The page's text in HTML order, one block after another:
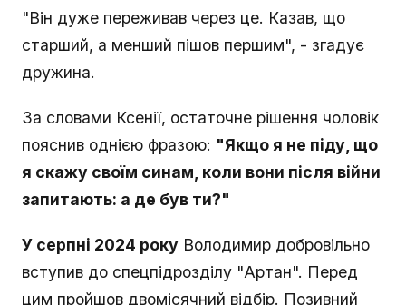
"Він дуже переживав через це. Казав, що
старший, а менший пішов першим", - згадує
дружина.
За словами Ксенії, остаточне рішення чоловік
пояснив однією фразою: "Якщо я не піду, що
я скажу своїм синам, коли вони після війни
запитають: а де був ти?"
У серпні 2024 року Володимир добровільно
вступив до спецпідрозділу "Артан". Перед
цим пройшов двомісячний відбір. Позивний